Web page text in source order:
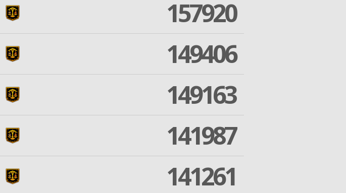
157920
149406
149163
141987
141261